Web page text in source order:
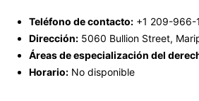
Teléfono de contacto: +1 209-966-
Dirección: 5060 Bullion Street,
Áreas de especialización del
Horario: No disponible